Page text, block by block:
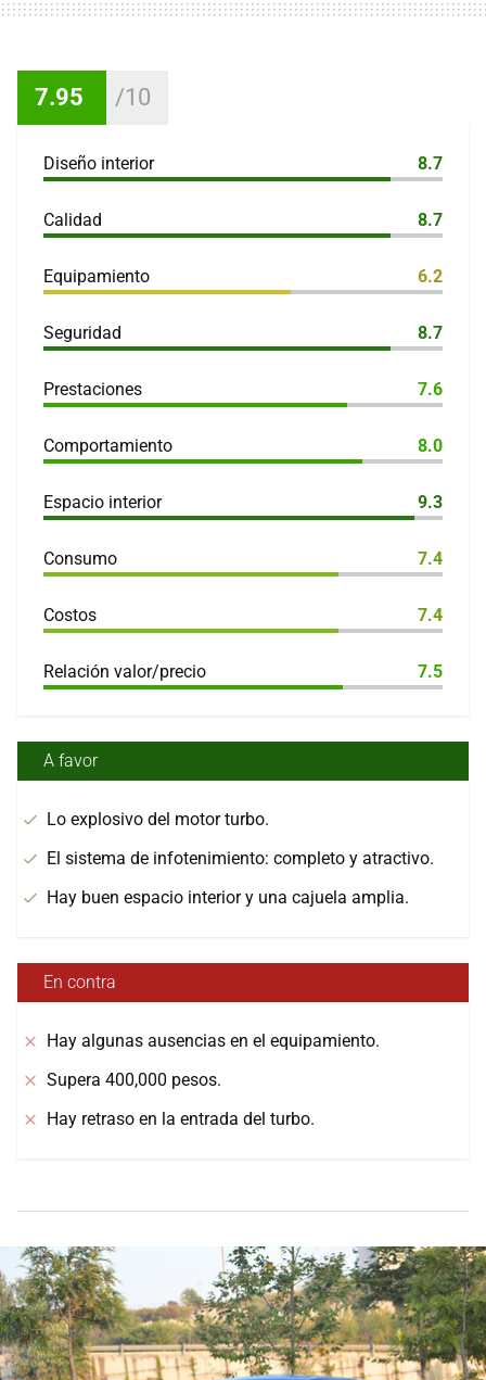
7.95
Diseño interior 8.7
Calidad 8.7
Equipamiento 6.2
Seguridad 8.7
Prestaciones 7.6
Comportamiento 8.0
Espacio interior 9.3
Consumo 7.4
Costos 7.4
Relación valor/precio 7.5
A favor
Lo explosivo del motor turbo.
El sistema de infotenimiento: completo y atractivo.
Hay buen espacio interior y una cajuela amplia.
En contra
Hay algunas ausencias en el equipamiento.
Supera 400,000 pesos.
Hay retraso en la entrada del turbo.